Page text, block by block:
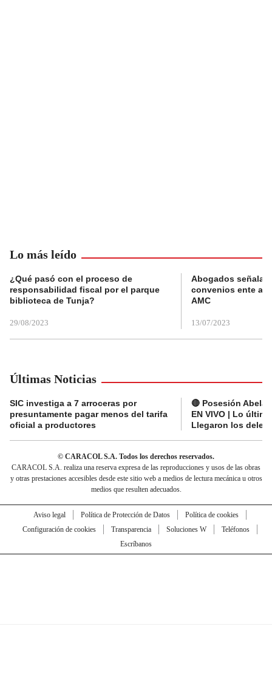
Lo más leído
¿Qué pasó con el proceso de
responsabilidad fiscal por el parque
biblioteca de Tunja?
29/08/2023
Abogados
convenios ente
AMC
13/07/2023
Últimas Noticias
SIC investiga a 7 arroceras por
presuntamente pagar menos del tarifa
oficial a productores
🔴 Posesión
EN VIVO | Lo
Llegaron los
© CARACOL S.A. Todos los derechos reservados.
CARACOL S.A. realiza una reserva expresa de las reproducciones y usos de las obras
y otras prestaciones accesibles desde este sitio web a medios de lectura mecánica u otros
medios que resulten adecuados.
Aviso legal Política de Protección de Datos
Política de cookies
Configuración de cookies
Transparencia Soluciones W
Teléfonos
Escríbanos